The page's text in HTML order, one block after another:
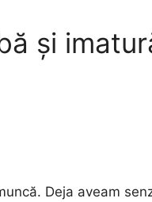
și
Deja aveam